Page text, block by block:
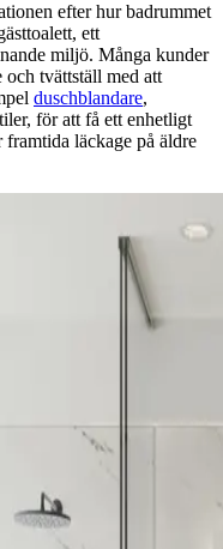
efter hur badrummet
ett
miljö. Många kunder
och tvättställ med att
duschblandare,
för att få ett enhetligt
läckage på äldre